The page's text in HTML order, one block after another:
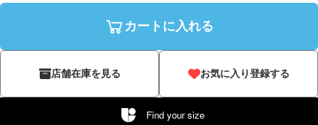
カートに入れる
店舗在庫を見る お気に入り登録する
Find your size